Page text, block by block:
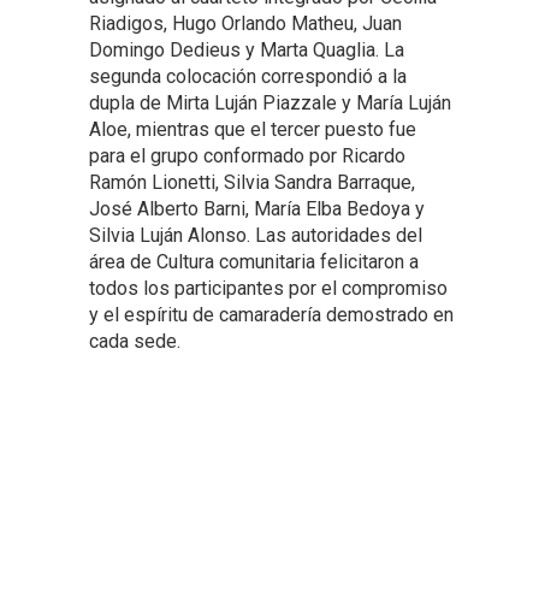
Riadigos, Hugo Orlando Matheu, Juan
Domingo Dedieus y Marta Quaglia. La
segunda colocación correspondió a la
dupla de Mirta Luján Piazzale y María Luján
Aloe, mientras que el tercer puesto fue
para el grupo conformado por Ricardo
Ramón Lionetti, Silvia Sandra Barraque,
José Alberto Barni, María Elba Bedoya y
Silvia Luján Alonso. Las autoridades del
área de Cultura comunitaria felicitaron a
todos los participantes por el compromiso
y el espíritu de camaradería demostrado en
cada sede.